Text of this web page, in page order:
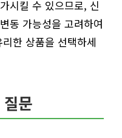
시킬 수 있으므로, 신
동 가능성을 고려하여
한 상품을 선택하세
문